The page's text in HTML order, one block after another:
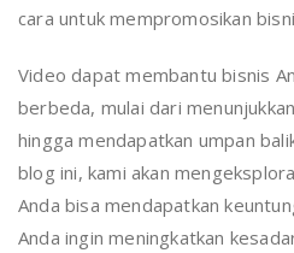
cara untuk mempromosikan
Video dapat membantu bisnis
berbeda, mulai dari
hingga mendapatkan umpan
blog ini, kami akan
Anda bisa mendapatkan
Anda ingin meningkatkan